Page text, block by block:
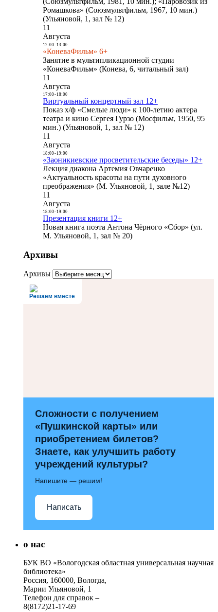
Ромашкова» (Союзмультфильм, 1967, 10 мин.)
(Ульяновой, 1, зал № 12)
11
Августа
12:00- 13:00
«КоневаФильм» 6+
Занятие в мультипликационной студии
«КоневаФильм» (Конева, 6, читальный зал)
11
Августа
17:00- 18:00
Виртуальный концертный зал 12+
Показ х/ф «Смелые люди» к 100-летию актера
театра и кино Сергея Гурзо (Мосфильм, 1950, 95
мин.) (Ульяновой, 1, зал № 12)
11
Августа
18:00- 19:00
«Заоникиевские просветительские беседы» 12+
Лекция диакона Артемия Овчаренко
«Актуальность красоты на пути духовного
преображения» (М. Ульяновой, 1, зале №12)
11
Августа
18:00- 19:00
Презентация книги 12+
Новая книга поэта Антона Чёрного «Сбор» (ул.
М. Ульяновой, 1, зал № 20)
Архивы
Архивы
Решаем вместе
Сложности с получением
«Пушкинской карты» или
приобретением билетов?
Знаете, как улучшить работу
учреждений культуры?
Напишите — решим!
Написать
о нас
БУК ВО «Вологодская областная универсальная научная
библиотека»
Россия, 160000, Вологда,
Марии Ульяновой, 1
Телефон для справок –
8(8172)21-17-69